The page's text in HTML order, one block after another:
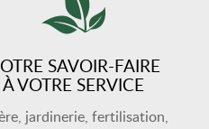
SAVOIR-FAIRE
À VOTRE SERVICE
jardinerie, fertilisation,